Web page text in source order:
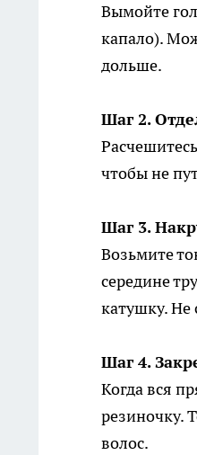
Вымойте
капало).
дольше.
Шаг 2.
чтобы не
Шаг 3.
Возьмите
середине
катушку. Не
Шаг 4.
Когда вся
резиночку.
волос.